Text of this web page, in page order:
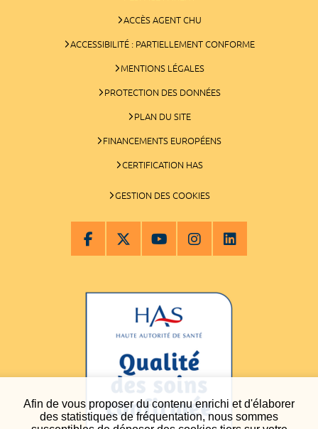
Afin de vous proposer du contenu enrichi et d'élaborer
des statistiques de fréquentation, nous sommes
ACCÈS AGENT CHU
ACCESSIBILITÉ : PARTIELLEMENT CONFORME
MENTIONS LÉGALES
PROTECTION DES DONNÉES
PLAN DU SITE
FINANCEMENTS EUROPÉENS
CERTIFICATION HAS
GESTION DES COOKIES